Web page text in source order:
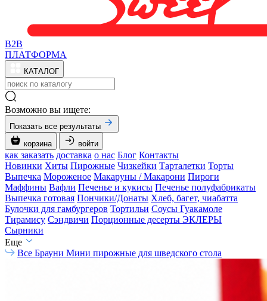
B2B
ПЛАТФОРМА
КАТАЛОГ
Возможно вы ищете:
Показать все результаты
корзина
войти
как заказать доставка о нас Блог Контакты
Новинки Хиты Пирожные Чизкейки Тарталетки Торты
Выпечка Мороженое Макаруны / Макарони Пироги
Маффины Вафли Печенье и кукисы Печенье полуфабрикаты
Выпечка готовая Пончики/Донаты Хлеб, багет, чиабатта
Булочки для гамбургеров Тортильи Соусы Гуакамоле
Тирамису Сэндвичи Порционные десерты ЭКЛЕРЫ
Сырники
Еще
Все Брауни Мини пирожные для шведского стола